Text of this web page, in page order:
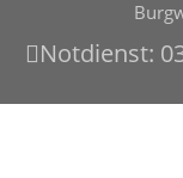
Notdienst: